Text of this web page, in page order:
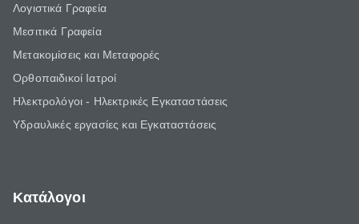
Λογιστικά Γραφεία
Μεσιτικά Γραφεία
Μετακομίσεις και Μεταφορές
Ορθοπαιδικοί Ιατροί
Ηλεκτρολόγοι - Ηλεκτρικές Εγκαταστάσεις
Υδραυλικές εργασίες και Εγκαταστάσεις
Κατάλογοι